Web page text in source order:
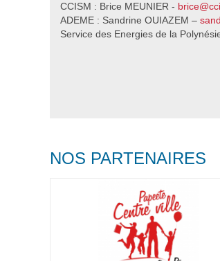
CCISM : Brice MEUNIER -
ADEME : Sandrine OUIAZEM –
Service des Energies de la
NOS PARTENAIRES